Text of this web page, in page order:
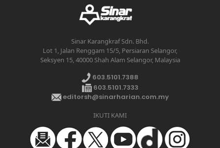
Sinar Karangkraf Sdn. Bhd.
Lot 1, Jalan Renggam 15/5, Persiaran Selangor,
Seksyen 15, 40000 Shah Alam Selangor, Malaysia
603.5101.7388
603.5101.7333
editorsh@sinarharian.com.my
IKUTI KAMI